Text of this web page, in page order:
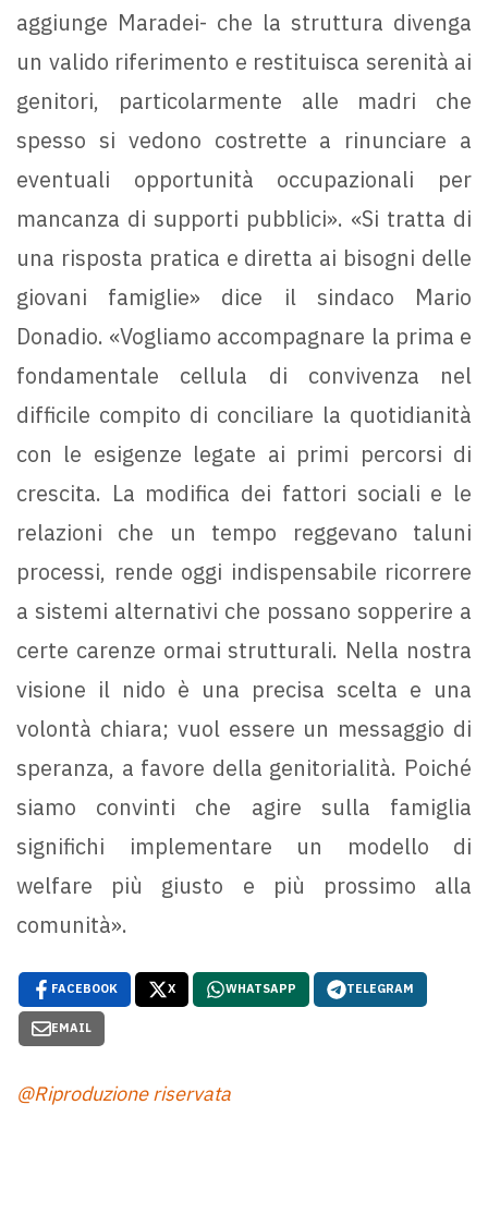
aggiunge Maradei- che la struttura divenga
un valido riferimento e restituisca serenità ai
genitori, particolarmente alle madri che
spesso si vedono costrette a rinunciare a
eventuali opportunità occupazionali per
mancanza di supporti pubblici». «Si tratta di
una risposta pratica e diretta ai bisogni delle
giovani famiglie» dice il sindaco Mario
Donadio. «Vogliamo accompagnare la prima e
fondamentale cellula di convivenza nel
difficile compito di conciliare la quotidianità
con le esigenze legate ai primi percorsi di
crescita. La modifica dei fattori sociali e le
relazioni che un tempo reggevano taluni
processi, rende oggi indispensabile ricorrere
a sistemi alternativi che possano sopperire a
certe carenze ormai strutturali. Nella nostra
visione il nido è una precisa scelta e una
volontà chiara; vuol essere un messaggio di
speranza, a favore della genitorialità. Poiché
siamo convinti che agire sulla famiglia
significhi implementare un modello di
welfare più giusto e più prossimo alla
comunità».
FACEBOOK X WHATSAPP TELEGRAM
EMAIL
@Riproduzione riservata